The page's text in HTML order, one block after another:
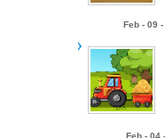
Feb - 09
Feb - 04